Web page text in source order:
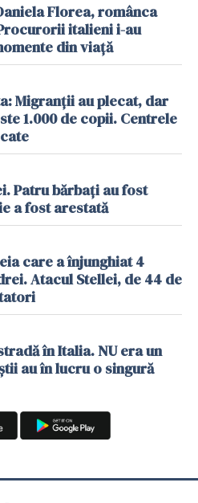
Florea, românca
italieni i-au
din viață
Migranții au plecat, dar
1.000 de copii. Centrele
Patru bărbați au fost
a fost arestată
care a înjunghiat 4
Atacul Stellei, de 44 de
în Italia. NU era un
au în lucru o singură